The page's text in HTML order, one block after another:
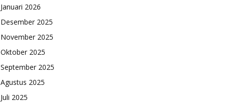
Januari 2026
Desember 2025
November 2025
Oktober 2025
September 2025
Agustus 2025
Juli 2025